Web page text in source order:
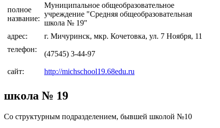
полное
название:
Муниципальное общеобразовательное
учреждение "Средняя общеобразовательная
школа № 19"
адрес:
г. Мичуринск, мкр. Кочетовка, ул. 7 Ноября, 11
телефон:
(47545) 3-44-97
сайт: http://michschool19.68edu.ru
школа № 19
Со структурным подразделением, бывшей школой №10